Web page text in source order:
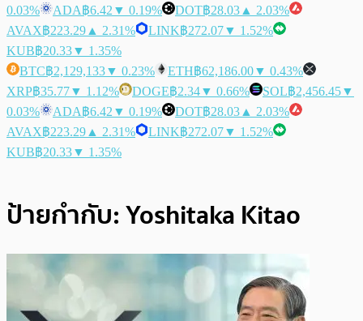
0.03%
ADA฿6.42 ▼ 0.19% DOT฿28.03 ▲ 2.03%
AVAX฿223.29 ▲ 2.31% LINK฿272.07▼ 1.52%
KUB฿20.33▼ 1.35%
BTC฿2,129,133▼ 0.23% ETH฿62,186.00▼ 0.43%
XRP฿35.77▼ 1.12% DOGE฿2.34▼ 0.66% SOL฿2,456.45▼
0.03%
ADA฿6.42 ▼ 0.19% DOT฿28.03 ▲ 2.03%
AVAX฿223.29 ▲ 2.31% LINK฿272.07▼ 1.52%
KUB฿20.33▼ 1.35%
ป้ายกำกับ:Yoshitaka Kitao